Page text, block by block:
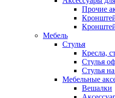
Прочие
Мебель
Стулья
Кресла,
Стулья
Стулья на
Мебельные
Вешалки